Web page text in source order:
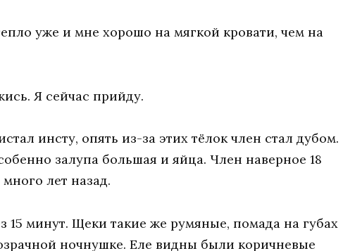
уже и мне хорошо на мягкой кровати, чем на
Я сейчас прийду.
инсту, опять из-за этих тёлок член стал дубом.
залупа большая и яйца. Член наверное 18
лет назад.
15 минут. Щеки такие же румяные, помада на губах
ночнушке. Еле видны были коричневые